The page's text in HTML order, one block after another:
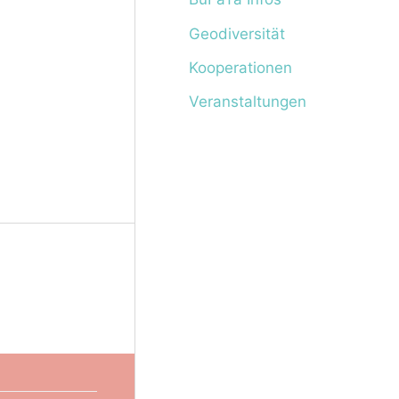
Geodiversität
Kooperationen
Veranstaltungen